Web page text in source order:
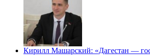
Кирилл Машарский: «Дагестан —